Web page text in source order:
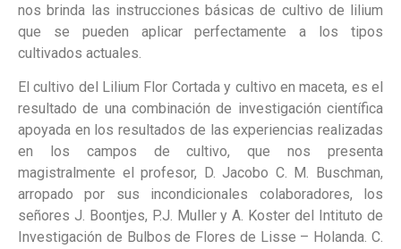
nos brinda las instrucciones básicas de cultivo de lilium
que se pueden aplicar perfectamente a los tipos
cultivados actuales.
El cultivo del Lilium Flor Cortada y cultivo en maceta, es el
resultado de una combinación de investigación científica
apoyada en los resultados de las experiencias realizadas
en los campos de cultivo, que nos presenta
magistralmente el profesor, D. Jacobo C. M. Buschman,
arropado por sus incondicionales colaboradores, los
señores J. Boontjes, P.J. Muller y A. Koster del Intituto de
Investigación de Bulbos de Flores de Lisse – Holanda. C.